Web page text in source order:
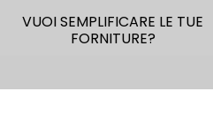
VUOI SEMPLIFICARE LE TUE
FORNITURE?